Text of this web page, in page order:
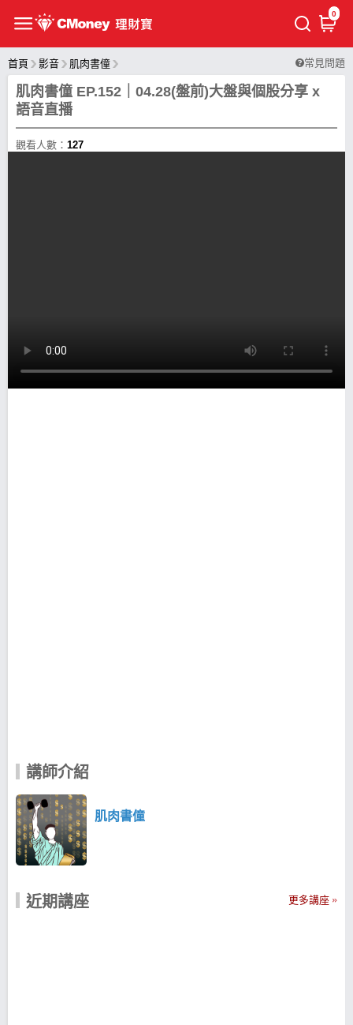
0
首頁 影音 肌肉書僮 常見問題
肌肉書僮 EP.152｜04.28(盤前)大盤與個股分享 x
語音直播
觀看人數： 127
講師介紹
肌肉書僮
近期講座 更多講座